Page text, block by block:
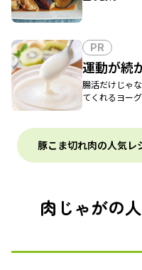
PR
運動が続
腸活だけじゃ
てくれるヨー
豚こま切れ肉の人気レ
肉じゃがの